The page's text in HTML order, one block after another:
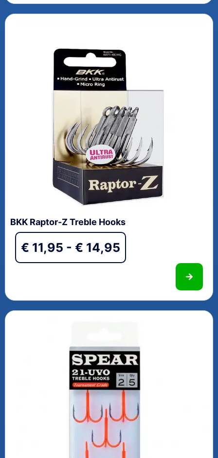
BKK Raptor-Z Treble Hooks
€ 11,95 - € 14,95